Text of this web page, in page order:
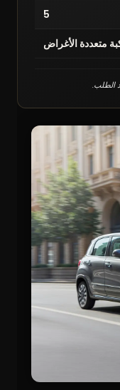
5
متعددة الأغراض
الطلب.